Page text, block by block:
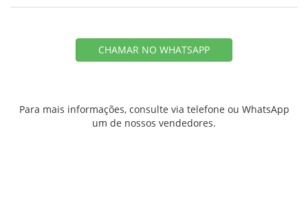
CHAMAR NO WHATSAPP
Para mais informações, consulte via telefone ou WhatsApp
um de nossos vendedores.